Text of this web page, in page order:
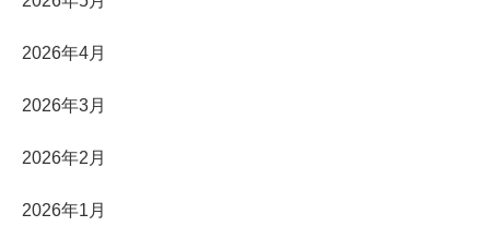
2026年4月
2026年3月
2026年2月
2026年1月